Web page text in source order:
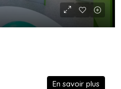
En savoir plus